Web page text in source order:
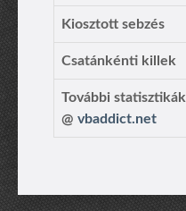
Kiosztott sebzés
Csatánkénti killek
További statisztikák
@ vbaddict.net